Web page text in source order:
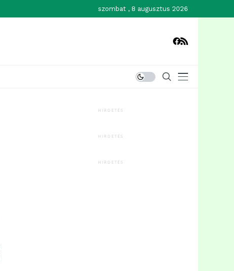
szombat , 8 augusztus 2026
HIRDETÉS
HIRDETÉS
HIRDETÉS